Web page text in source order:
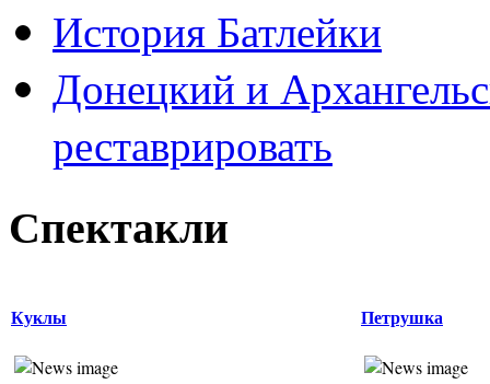
История Батлейки
Донецкий и
реставрировать
Спектакли
Куклы Петрушка